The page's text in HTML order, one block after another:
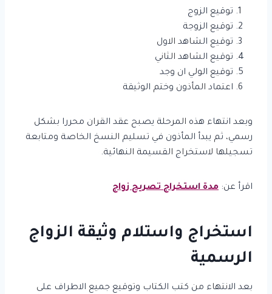
توقيع الزوج
توقيع الزوجة
توقيع الشاهد الاول
توقيع الشاهد الثاني
توقيع الولي ان وجد
اعتماد المأذون وختم الوثيقة
وبعد انتهاء هذه المرحلة يصبح عقد القران محررا بشكل
رسمي، ثم يبدأ المأذون في تسليم النسخ الخاصة ومتابعة
تسجيلها لاستخراج القسيمة النهائية.
اقرأ عن: مدة استخراج تصريح زواج
استخراج واستلام وثيقة الزواج
الرسمية
بعد الانتهاء من كتب الكتاب وتوقيع جميع الاطراف على